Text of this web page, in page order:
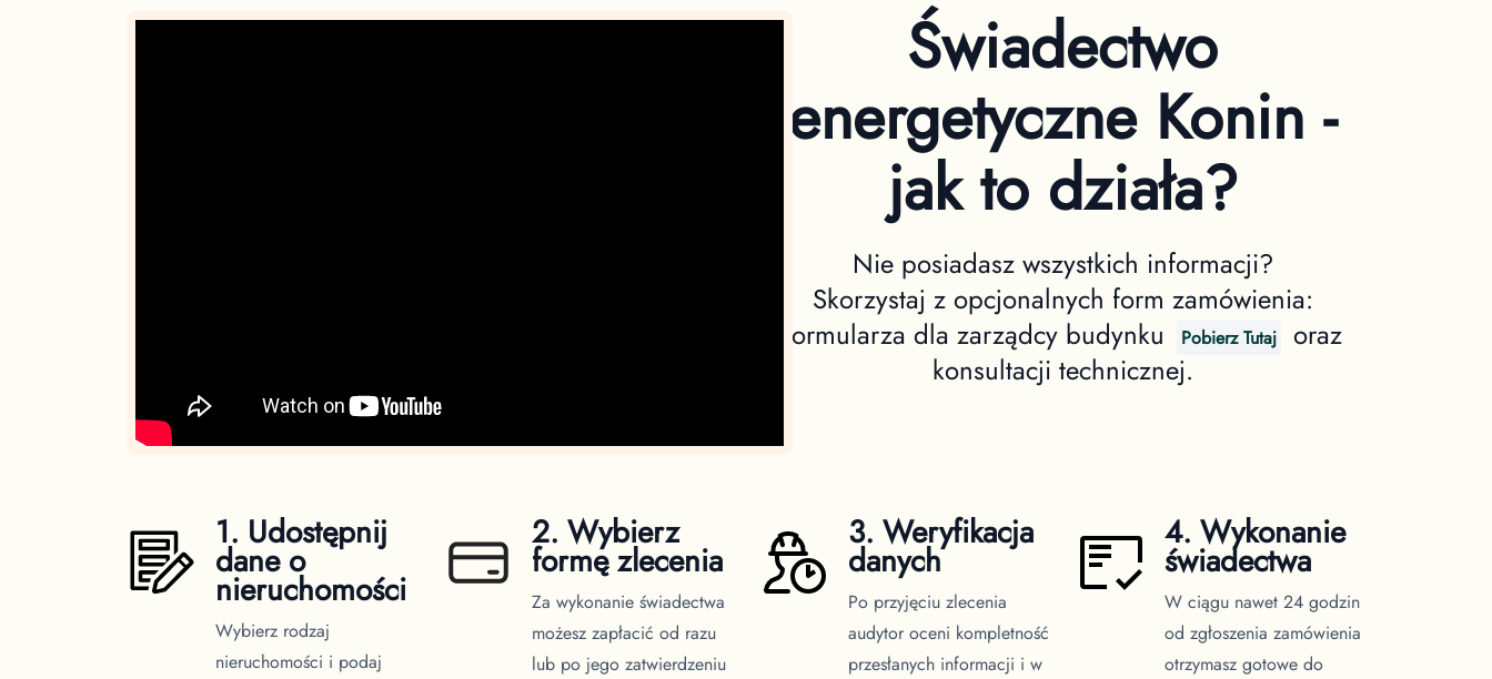
Świadectwo
energetyczne Konin -
jak to działa?
Nie posiadasz wszystkich informacji?
Skorzystaj z opcjonalnych form zamówienia:
formularza dla zarządcy budynku
Pobierz Tutaj
oraz
konsultacji technicznej.
1. Udostępnij
dane o
nieruchomości
Wybierz rodzaj
nieruchomości i podaj
2. Wybierz
formę zlecenia
Za wykonanie świadectwa
możesz zapłacić od razu
lub po jego zatwierdzeniu
3. Weryfikacja
danych
Po przyjęciu zlecenia
audytor oceni kompletność
przesłanych informacji i w
4. Wykonanie
świadectwa
W ciągu nawet 24 godzin
od zgłoszenia zamówienia
otrzymasz gotowe do